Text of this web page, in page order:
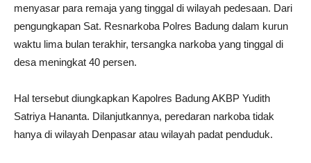
menyasar para remaja yang tinggal di wilayah pedesaan. Dari
pengungkapan Sat. Resnarkoba Polres Badung dalam kurun
waktu lima bulan terakhir, tersangka narkoba yang tinggal di
desa meningkat 40 persen.
Hal tersebut diungkapkan Kapolres Badung AKBP Yudith
Satriya Hananta. Dilanjutkannya, peredaran narkoba tidak
hanya di wilayah Denpasar atau wilayah padat penduduk.